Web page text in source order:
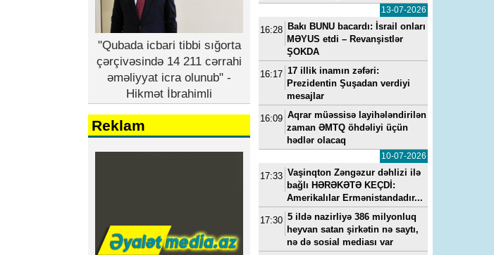
"Qubada icbari tibbi sığorta
çərçivəsində 14 211 cərrahi
əməliyyat icra olunub" -
Hikmət İbrahimli
Reklam
13-07-2026
16:28 Bakı BUNU bacardı: İsrail onları
MƏYUS etdi – Revanşistlər
ŞOKDA
16:17 17 illik inamın zəfəri:
Prezidentin Şuşadan verdiyi
mesajlar
16:09 Aqrar müəssisə layihələndirilən
zaman ƏMTQ öhdəliyi üçün
hədlər olacaq
10-07-2026
17:33 Vaşinqton Zəngəzur dəhlizi ilə
bağlı HƏRƏKƏTƏ KEÇDİ:
Amerikalılar Ermənistandadır...
17:30 5 ildə nazirliyə 386 milyonluq
heyvan satan şirkətin nə saytı,
nə də sosial mediası var